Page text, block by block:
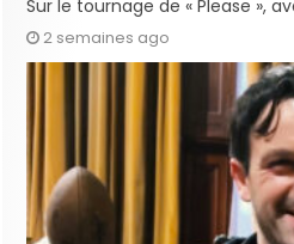
Sur le tournage de « Please »,
2 semaines ago